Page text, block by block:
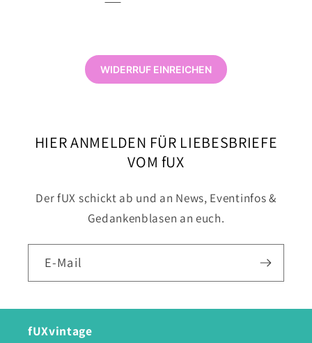
WIDERRUF EINREICHEN
HIER ANMELDEN FÜR LIEBESBRIEFE
VOM fUX
Der fUX schickt ab und an News, Eventinfos &
Gedankenblasen an euch.
E-Mail
fUXvintage